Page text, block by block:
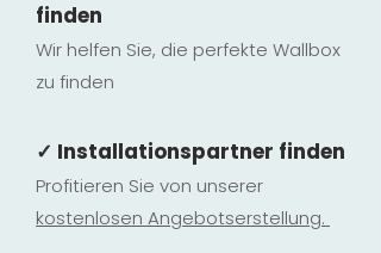
finden
Wir helfen Sie, die perfekte Wallbox
zu finden
✓ Installationspartner finden
Profitieren Sie von unserer
kostenlosen Angebotserstellung.